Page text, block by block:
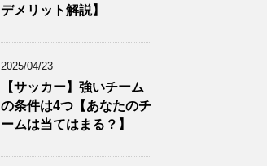
デメリット解説】
2025/04/23
【サッカー】強いチーム
の条件は4つ【あなたのチ
ームは当てはまる？】